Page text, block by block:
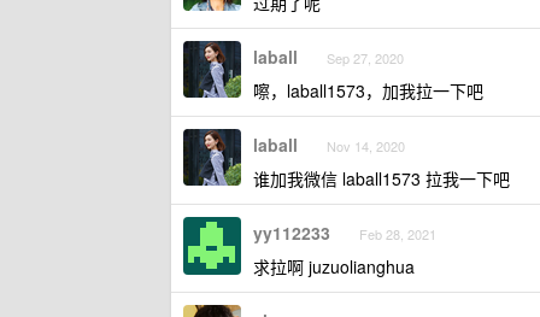
laball Sep 27, 2020
嚓，laball1573，加我拉一下吧
laball Nov 14, 2020
谁加我微信 laball1573 拉我一下吧
yy112233 Feb 28, 2021
求拉啊 juzuolianghua